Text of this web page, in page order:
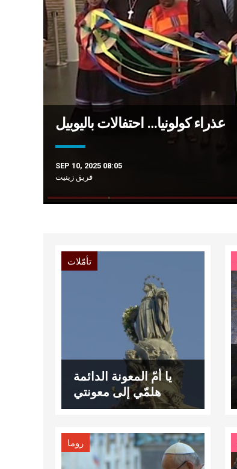
عذراء كولونيا… احتفالات باليوبيل
SEP 10, 2025 08:05
فريق زينيت
تأمّلات
يا أُمّ المعونة الدائمة
هلمّي إلى معونتي
روما